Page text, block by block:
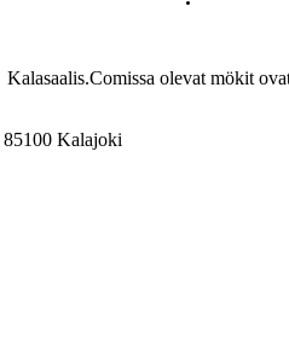
Kalasaalis.Comissa olevat mökit
Kalajoki